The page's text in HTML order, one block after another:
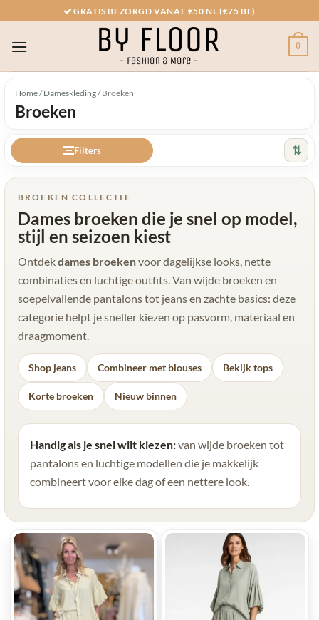
inhoud
GRATIS BEZORGD VANAF €50 NL (€75 BE)
0
Home/ Dameskleding/Broeken
Broeken
Filters ⇅
BROEKEN COLLECTIE
Dames broeken die je snel op model,
stijl en seizoen kiest
Ontdekdames broekenvoor dagelijkse looks, nette
combinaties en luchtige outfits. Van wijde broeken en
soepelvallende pantalons tot jeans en zachte basics: deze
categorie helpt je sneller kiezen op pasvorm, materiaal en
draagmoment.
Shop jeans Combineer met blouses Bekijk tops
Korte broeken Nieuw binnen
Handig als je snel wilt kiezen:van wijde broeken tot
pantalons en luchtige modellen die je makkelijk
combineert voor elke dag of een nettere look.